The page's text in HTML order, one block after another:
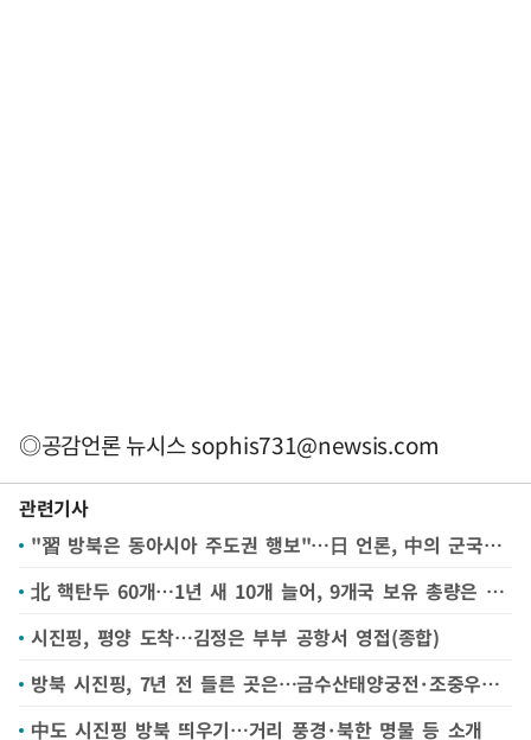
◎공감언론 뉴시스sophis731@newsis.com
관련기사
"習 방북은 동아시아 주도권 행보"…日 언론, 中의 군국주의 비판에 촉각
北 핵탄두 60개…1년 새 10개 늘어, 9개국 보유 총량은 감소
시진핑, 평양 도착…김정은 부부 공항서 영접(종합)
방북 시진핑, 7년 전 들른 곳은…금수산태양궁전·조중우의탑 등
中도 시진핑 방북 띄우기…거리 풍경·북한 명물 등 소개